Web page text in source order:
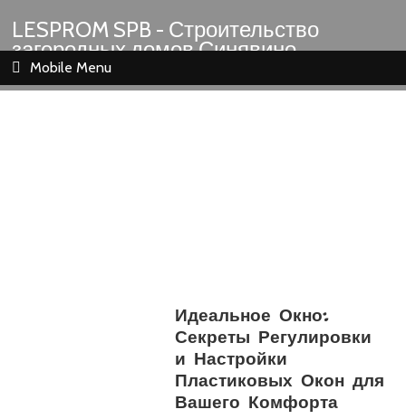
LESPROM SPB - Строительство
загородных домов Синявино
Шлиссельбург Кировск Назия
Mobile Menu
Идеальное Окно:
Секреты Регулировки
и Настройки
Пластиковых Окон для
Вашего Комфорта